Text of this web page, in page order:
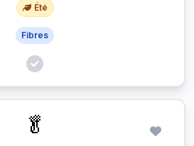
Été
Fibres
🥬